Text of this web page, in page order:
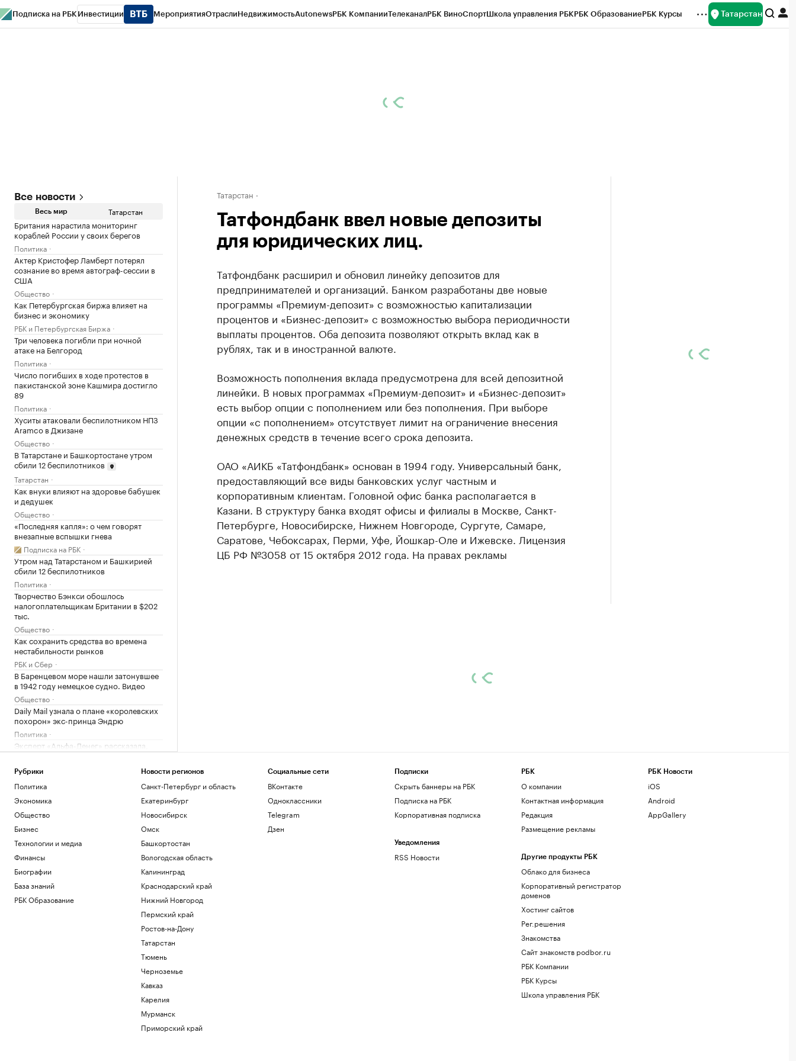
Подписка на РБК Инвестиции МероприятияОтраслиНедвижимостьAutonewsРБК КомпанииТелеканалРБК ВиноСпортШкола управления РБКРБК ОбразованиеРБК Курсы Татарстан
Все новости
Весь мир Татарстан
Британия нарастила мониторинг
кораблей России у своих берегов
Политика
Актер Кристофер Ламберт потерял
сознание во время автограф-сессии в
США
Общество
Как Петербургская биржа влияет на
бизнес и экономику
РБК и Петербургская Биржа
Три человека погибли при ночной
атаке на Белгород
Политика
Число погибших в ходе протестов в
пакистанской зоне Кашмира достигло
89
Политика
Хуситы атаковали беспилотником НПЗ
Aramco в Джизане
Общество
В Татарстане и Башкортостане утром
сбили 12 беспилотников
Татарстан
Как внуки влияют на здоровье бабушек
и дедушек
Общество
«Последняя капля»: о чем говорят
внезапные вспышки гнева
Подписка на РБК
Утром над Татарстаном и Башкирией
сбили 12 беспилотников
Политика
Творчество Бэнкси обошлось
налогоплательщикам Британии в $202
тыс.
Общество
Как сохранить средства во времена
нестабильности рынков
РБК и Сбер
В Баренцевом море нашли затонувшее
в 1942 году немецкое судно. Видео
Общество
Daily Mail узнала о плане «королевских
похорон» экс-принца Эндрю
Политика
Эксперт «Альфа-Денег» рассказала,
стоит ли брать кредит на отпуск
Инвестиции
бункеры. Чего они боятся и куда хотят
бежать
Подписка на РБК
В Иране впервые за пять месяцев
показали кадры с Моджтабой Хаменеи.
Видео
Политика
Как облигационный долг помог решить
задачи реального бизнеса. Кейсы
Военная операция на Украине. Онлайн
Почему инвесторы выбирают офисы в
Татарстан
Татфондбанк ввел новые депозиты
для юридических лиц.
Татфондбанк расширил и обновил линейку депозитов для
предпринимателей и организаций. Банком разработаны две новые
программы «Премиум-депозит» с возможностью капитализации
процентов и «Бизнес-депозит» с возможностью выбора периодичности
выплаты процентов. Оба депозита позволяют открыть вклад как в
рублях, так и в иностранной валюте.
Возможность пополнения вклада предусмотрена для всей депозитной
линейки. В новых программах «Премиум-депозит» и «Бизнес-депозит»
есть выбор опции с пополнением или без пополнения. При выборе
опции «с пополнением» отсутствует лимит на ограничение внесения
денежных средств в течение всего срока депозита.
ОАО «АИКБ «Татфондбанк» основан в 1994 году. Универсальный банк,
предоставляющий все виды банковских услуг частным и
корпоративным клиентам. Головной офис банка располагается в
Казани. В структуру банка входят офисы и филиалы в Москве, Санкт-
Петербурге, Новосибирске, Нижнем Новгороде, Сургуте, Самаре,
Саратове, Чебоксарах, Перми, Уфе, Йошкар-Оле и Ижевске. Лицензия
ЦБ РФ №3058 от 15 октября 2012 года. На правах рекламы
Рубрики
Политика
Экономика
Общество
Бизнес
Технологии и медиа
Финансы
Биографии
База знаний
РБК Образование
Новости регионов
Санкт-Петербург и область
Екатеринбург
Новосибирск
Омск
Башкортостан
Вологодская область
Калининград
Краснодарский край
Нижний Новгород
Пермский край
Ростов-на-Дону
Татарстан
Тюмень
Черноземье
Кавказ
Карелия
Мурманск
Приморский край
Социальные сети
ВКонтакте
Одноклассники
Telegram
Дзен
Подписки
Скрыть баннеры на РБК
Подписка на РБК
Корпоративная подписка
Уведомления
RSS Новости
РБК
О компании
Контактная информация
Редакция
Размещение рекламы
Другие продукты РБК
Облако для бизнеса
Корпоративный регистратор
доменов
Хостинг сайтов
Рег.решения
Знакомства
Сайт знакомств podbor.ru
РБК Компании
РБК Курсы
Школа управления РБК
РБК Новости
iOS
Android
AppGallery